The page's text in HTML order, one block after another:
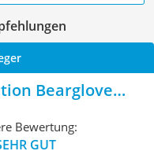
Bearglove
Bewertung:
GUT